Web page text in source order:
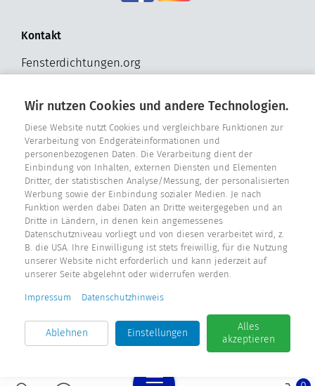
Kontakt
Fensterdichtungen.org
D - 33181 Bad Wünnenberg
Tel. +49 2957 - 9849318
E-Mail: info@fensterdichtungen.org
Dichtungskatalog
Wir nutzen Cookies und andere Technologien.
Diese Website nutzt Cookies und vergleichbare Funktionen zur
Verarbeitung von Endgeräteinformationen und
personenbezogenen Daten. Die Verarbeitung dient der
Einbindung von Inhalten, externen Diensten und Elementen
Dritter, der statistischen Analyse/Messung, der personalisierten
Werbung sowie der Einbindung sozialer Medien. Je nach
Funktion werden dabei Daten an Dritte weitergegeben und an
Dritte in Ländern, in denen kein angemessenes
Datenschutzniveau vorliegt und von diesen verarbeitet wird, z.
B. die USA. Ihre Einwilligung ist stets freiwillig, für die Nutzung
unserer Website nicht erforderlich und kann jederzeit auf
unserer Seite abgelehnt oder widerrufen werden.
Impressum Datenschutzhinweis
Ablehnen Einstellungen
Alles
akzeptieren